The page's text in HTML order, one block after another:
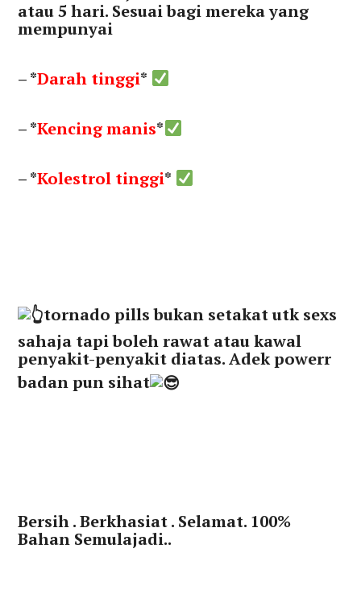
atau 5 hari. Sesuai bagi mereka yang
mempunyai
– *Darah tinggi*
– *Kencing manis*
– *Kolestrol tinggi*
tornado pillsbukan setakat utk sexs
sahaja tapi boleh rawat atau kawal
penyakit-penyakit diatas. Adek powerr
badan pun sihat
Bersih . Berkhasiat . Selamat. 100%
Bahan Semulajadi..